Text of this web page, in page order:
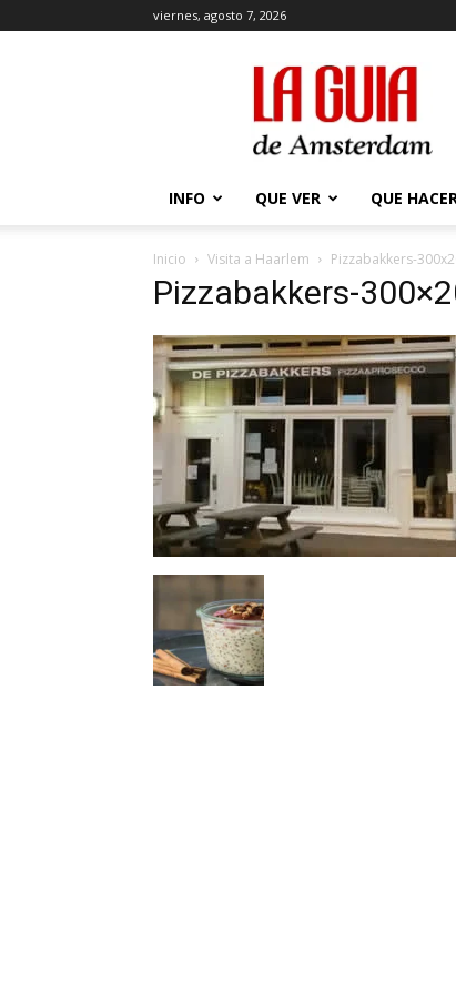
viernes, agosto 7, 2026
La
Guía
de
Amsterdam
INFO QUE VER QUE
Inicio Visita a Haarlem Pizzabakkers-
Pizzabakkers-